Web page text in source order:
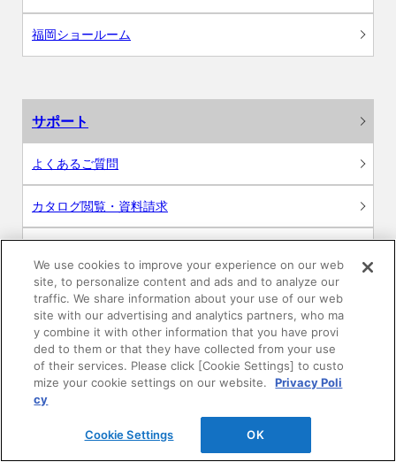
福岡ショールーム
サポート
よくあるご質問
カタログ閲覧・資料請求
WEB見積・各種シミュレーション
交換用部品の購入
修理・点検
ログイン
We use cookies to improve your experience on our web
site, to personalize content and ads and to analyze our
traffic. We share information about your use of our web
site with our advertising and analytics partners, who ma
y combine it with other information that you have provi
ded to them or that they have collected from your use
of their services. Please click [Cookie Settings] to custo
mize your cookie settings on our website.
Privacy Poli
cy
Cookie Settings OK